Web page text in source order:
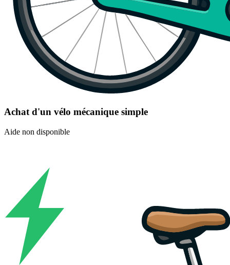
Achat d'un vélo mécanique simple
Aide non disponible